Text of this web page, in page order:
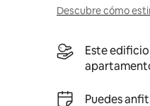
Descubre cómo
Este
Puedes